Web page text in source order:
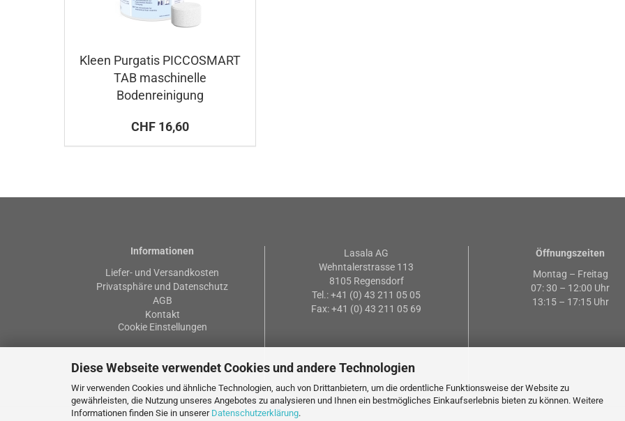
Diese Webseite verwendet Cookies und andere Technologien
Wir verwenden Cookies und ähnliche Technologien, auch von Drittanbietern, um die ordentliche Funktionsweise der Website zu
gewährleisten, die Nutzung unseres Angebotes zu analysieren und Ihnen ein bestmögliches Einkaufserlebnis bieten zu können. Weitere
Informationen finden Sie in unserer Datenschutzerklärung.
Kleen Purgatis PICCOSMART
TAB maschinelle
Bodenreinigung
CHF 16,60
Informationen
Liefer- und Versandkosten
Privatsphäre und Datenschutz
AGB
Kontakt
Cookie Einstellungen
Lasala AG
Wehntalerstrasse 113
8105 Regensdorf
Tel.: +41 (0) 43 211 05 05
Fax: +41 (0) 43 211 05 69
Öffnungszeiten
Montag – Freitag
07: 30 – 12:00 Uhr
13:15 – 17:15 Uhr